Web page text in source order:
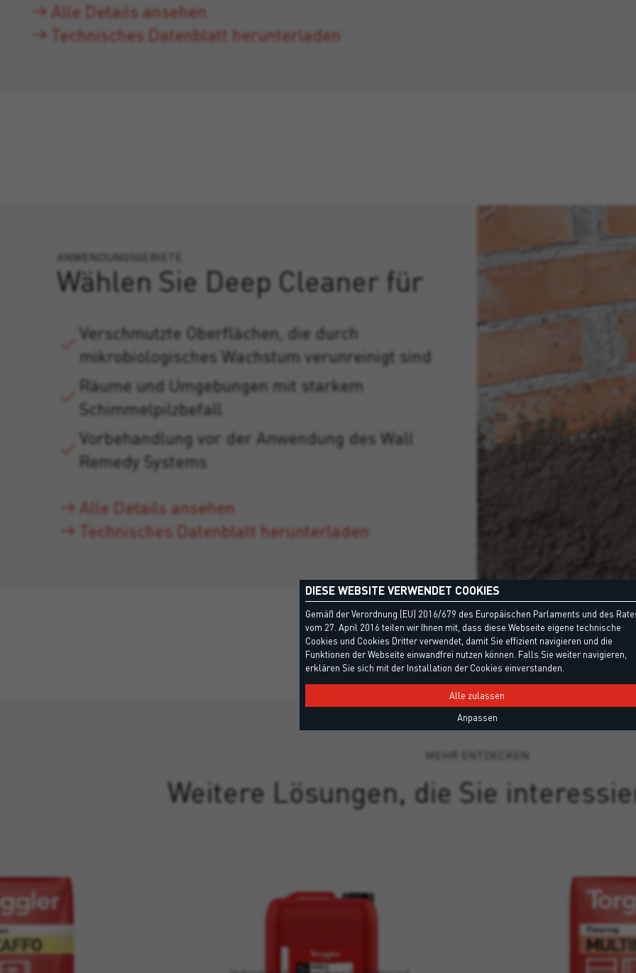
Alle Details ansehen
Technisches Datenblatt herunterladen
ANWENDUNGSGEBIETE
Wählen Sie Deep Cleaner für
Verschmutzte Oberflächen, die durch
mikrobiologisches Wachstum verunreinigt sind
Räume und Umgebungen mit starkem
Schimmelpilzbefall
Vorbehandlung vor der Anwendung des Wall
Remedy Systems
Alle Details ansehen
Technisches Datenblatt herunterladen
MEHR ENTDECKEN
Weitere Lösungen, die Sie
SHIELD
DIESE WEBSITE VERWENDET COOKIES
Gemäß der Verordnung (EU) 2016/679 des Europäischen Parlaments und des
vom 27. April 2016 teilen wir Ihnen mit, dass diese Webseite eigene technische
Cookies und Cookies Dritter verwendet, damit Sie effizient navigieren und die
Funktionen der Webseite einwandfrei nutzen können. Falls Sie weiter navigieren,
erklären Sie sich mit der Installation der Cookies einverstanden.
Alle zulassen
Anpassen